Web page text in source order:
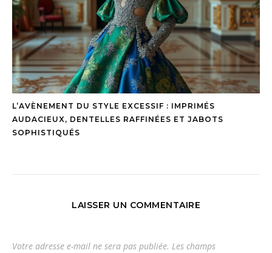
L’AVÈNEMENT DU STYLE EXCESSIF : IMPRIMÉS
AUDACIEUX, DENTELLES RAFFINÉES ET JABOTS
SOPHISTIQUÉS
LAISSER UN COMMENTAIRE
Votre adresse e-mail ne sera pas publiée. Les champs